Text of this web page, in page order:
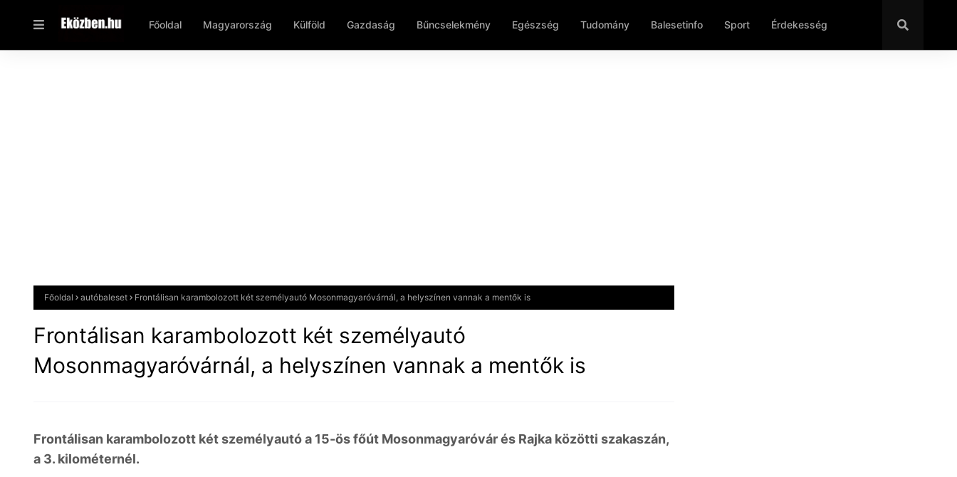
Főoldal Magyarország Külföld Gazdaság Bűncselekmény Egészség Tudomány Balesetinfo Sport Érdekesség
Főoldal autóbaleset Frontálisan karambolozott két személyautó Mosonmagyaróvárnál, a helyszínen vannak a mentők is
Frontálisan karambolozott két személyautó
Mosonmagyaróvárnál, a helyszínen vannak a mentők is
Frontálisan karambolozott két személyautó a 15-ös főút Mosonmagyaróvár és Rajka közötti szakaszán,
a 3. kilométernél.